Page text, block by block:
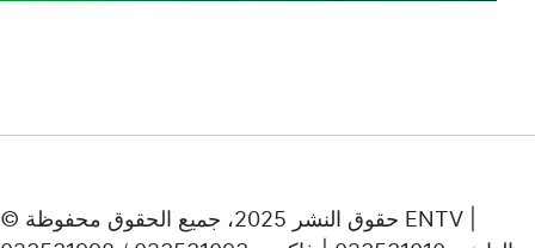
© حقوق النشر 2025، جميع الحقوق محفوظة ENTV |